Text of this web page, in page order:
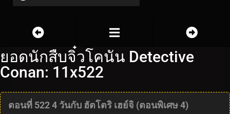
ยอดนักสืบจิ๋วโคนัน Detective
Conan: 11x522
ตอนที่ 522 4 วันกับ ฮัตโตริ เฮย์จิ (ตอนพิเศษ 4)